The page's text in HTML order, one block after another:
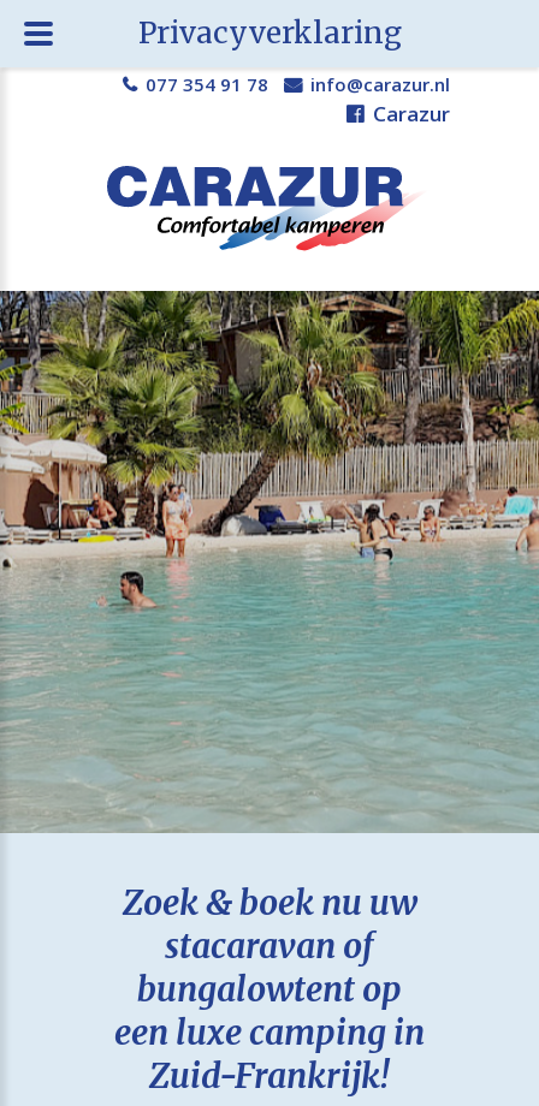
077 354 91 78 info@carazur.nl
Carazur
Zoek & boek nu uw
stacaravan of
bungalowtent op
een luxe camping in
Zuid-Frankrijk!
Privacyverklaring